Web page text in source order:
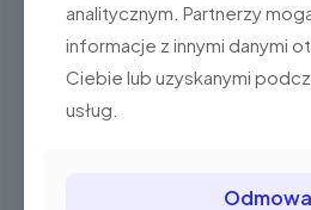
CentrumKas 8 lutego
Terminale kart płatniczych – to
skomplikowane
analitycznym. Partnerzy
informacje z innymi danymi
Ciebie lub uzyskanymi
usług.
Odmowa